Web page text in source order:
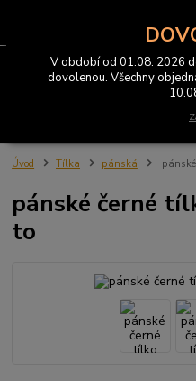
Úvod Tílka pánská
pánské černé
to
V období od 01.08. 2026
dovolenou. Všechny